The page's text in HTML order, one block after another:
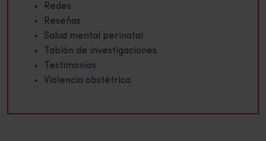
Redes
Reseñas
Salud mental perinatal
Tablón de investigaciones
Testimonios
Violencia obstétrica